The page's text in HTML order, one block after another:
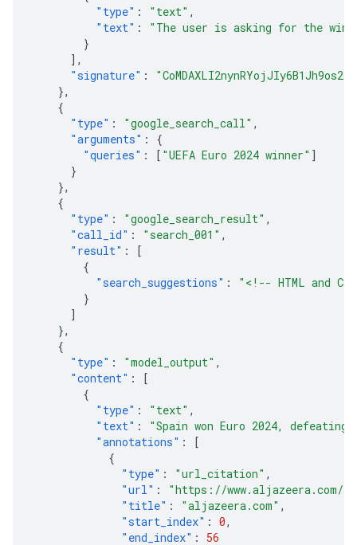
"type" : "text" ,
"text" :
"The user is asking for the
}
],
"signature" :
},
{
"type" : "google_search_call" ,
"arguments" :
{
"queries" : [ "UEFA Euro 2024 winner" ]
}
},
{
"type" : "google_search_result" ,
"call_id" : "search_001" ,
"result" :
[
{
"search_suggestions" :
"<!-- HTML and
}
]
},
{
"type" : "model_output" ,
"content" :
[
{
"type" : "text" ,
"text" :
"Spain won Euro 2024,
"annotations" :
[
{
"type" : "url_citation" ,
"url" :
"https://www.aljazeera.com/
"title" : "aljazeera.com" ,
"start_index" : 0,
"end_index" :
56